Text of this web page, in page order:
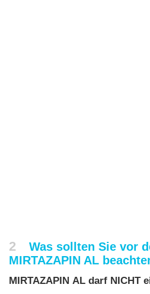
2
Was sollten Sie vor
MIRTAZAPIN AL
MIRTAZAPIN AL darf NICHT